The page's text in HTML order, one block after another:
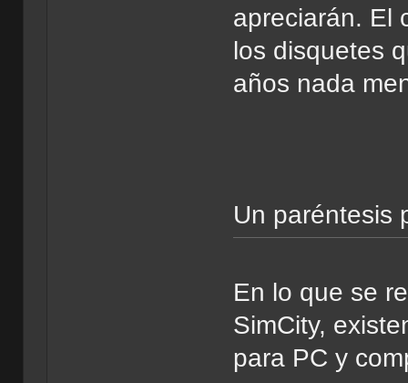
apreciarán. El
los disquetes
años nada
Un paréntesis
En lo que se
SimCity,
para PC y